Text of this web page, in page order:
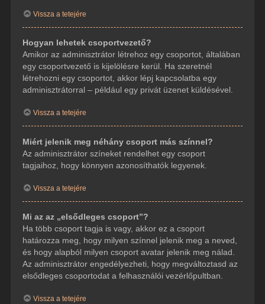
Vissza a tetejére
Hogyan lehetek csoportvezető?
Amikor az adminisztrátor létrehoz egy csoportot, általában
egy csoportvezető is kijelölésre kerül. Ha szeretnél
létrehozni egy csoportot, akkor lépj kapcsolatba egy
adminisztrátorral – például egy privát üzenet küldésével.
Vissza a tetejére
Miért jelenik meg néhány csoport más színnel?
Az adminisztrátor színeket rendelhet egy csoport
tagjaihoz, hogy könnyen azonosíthatók legyenek.
Vissza a tetejére
Mi az az „elsődleges csoport”?
Ha több csoport tagja is vagy, akkor ez a csoport
határozza meg, hogy milyen színnel jelenik meg a neved,
és hogy alapból milyen csoport avatar jelenik meg nálad.
Az adminisztrátor engedélyezheti, hogy megváltoztasd az
elsődleges csoportodat a felhasználói vezérlőpultban.
Vissza a tetejére